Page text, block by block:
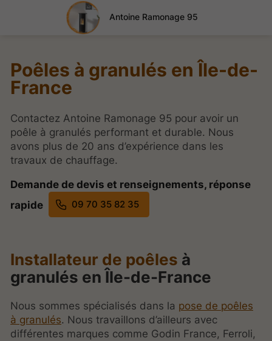
Antoine Ramonage 95
Poêles à granulés en Île-de-
France
Contactez Antoine Ramonage 95 pour avoir un
poêle à granulés performant et durable. Nous
avons plus de 20 ans d’expérience dans les
travaux de chauffage.
Demande de devis et renseignements, réponse
rapide
09 70 35 82 35
Installateur de poêles à
granulés en Île-de-France
Nous sommes spécialisés dans la pose de poêles
à granulés. Nous travaillons d’ailleurs avec
différentes marques comme Godin France, Ferroli,